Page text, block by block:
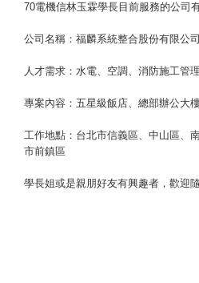
70電機信林玉霖學長目前服務的公司
公司名稱：福麟系統整合股份有限公司
人才需求：水電、空調、消防施工管
專案內容：五星級飯店、總部辦公大
工作地點：台北市信義區、中山區、
市前鎮區
學長姐或是親朋好友有興趣者，歡迎